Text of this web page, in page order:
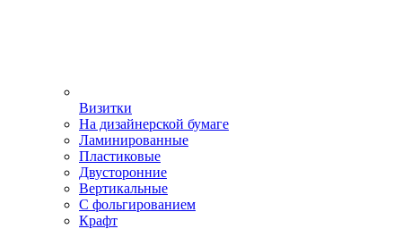
Визитки
На дизайнерской бумаге
Ламинированные
Пластиковые
Двусторонние
Вертикальные
С фольгированием
Крафт